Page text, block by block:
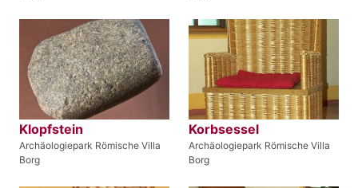
Klopfstein
Archäologiepark Römische Villa
Borg
Korbsessel
Archäologiepark Römische Villa
Borg